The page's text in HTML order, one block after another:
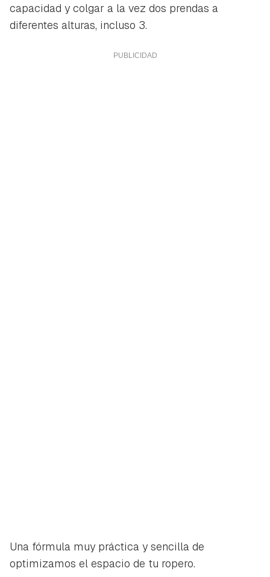
capacidad y colgar a la vez dos prendas a
diferentes alturas, incluso 3.
Una fórmula muy práctica y sencilla de
optimizamos el espacio de tu ropero.